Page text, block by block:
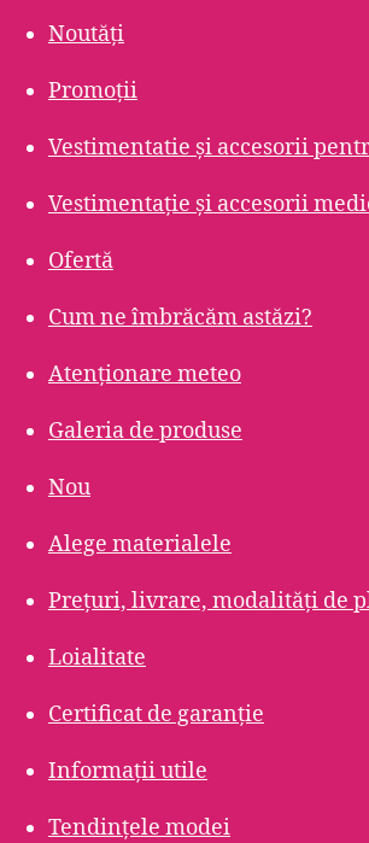
Noutăți
Promoții
Vestimentatie și accesorii
Vestimentație și accesorii
Ofertă
Cum ne îmbrăcăm astăzi?
Atenționare meteo
Galeria de produse
Nou
Alege materialele
Prețuri, livrare, modalități de
Loialitate
Certificat de garanție
Informații utile
Tendințele modei